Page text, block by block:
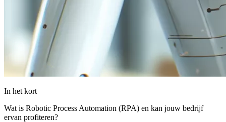
In het kort
Wat is Robotic Process Automation (RPA) en kan jouw bedrijf
ervan profiteren?